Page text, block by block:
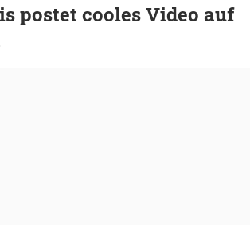
postet cooles Video auf